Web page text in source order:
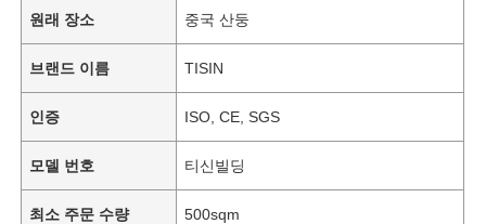
원래 장소 중국 산둥
브랜드 이름 TISIN
인증 ISO, CE, SGS
모델 번호 티신빌딩
최소 주문 수량 500sqm